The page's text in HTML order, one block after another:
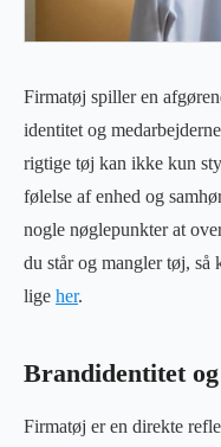
Firmatøj spiller en
identitet og
rigtige tøj kan ikke kun
følelse af enhed og
nogle nøglepunkter at
du står og mangler tøj,
lige her.
Brandidentitet
Firmatøj er en direkte